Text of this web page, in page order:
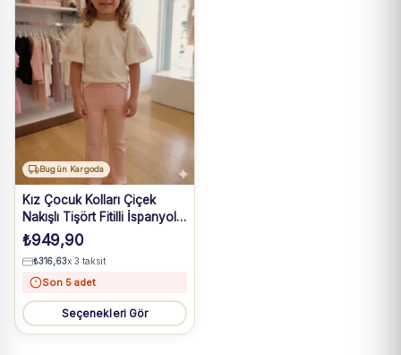
Bugün Kargoda
Kız Çocuk Kolları Çiçek
Nakışlı Tişört Fitilli İspanyol
Paçalı Pantolon Takım
₺949,90
₺316,63x 3 taksit
Son 5 adet
Seçenekleri Gör